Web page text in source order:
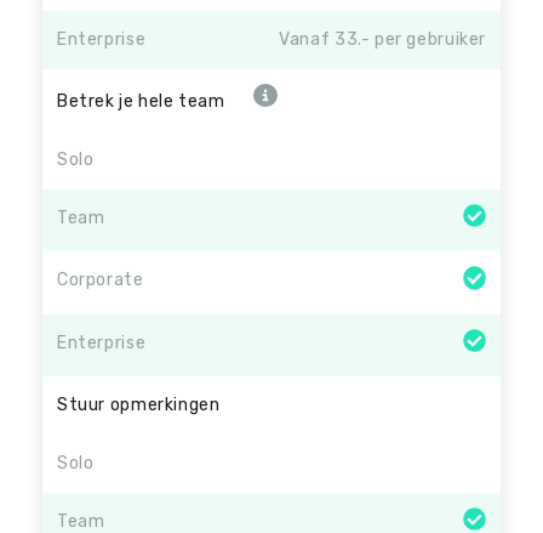
Enterprise Vanaf 33.- per gebruiker
Betrek je hele team
Solo
Team
Corporate
Enterprise
Stuur opmerkingen
Solo
Team